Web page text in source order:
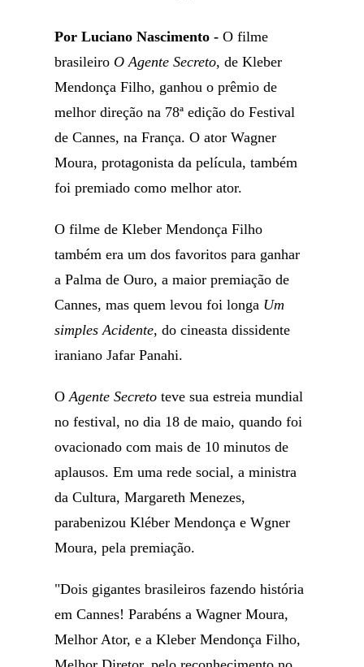
Por Luciano Nascimento - O filme
brasileiro O Agente Secreto, de Kleber
Mendonça Filho, ganhou o prêmio de
melhor direção na 78ª edição do Festival
de Cannes, na França. O ator Wagner
Moura, protagonista da película, também
foi premiado como melhor ator.
O filme de Kleber Mendonça Filho
também era um dos favoritos para ganhar
a Palma de Ouro, a maior premiação de
Cannes, mas quem levou foi longa Um
simples Acidente, do cineasta dissidente
iraniano Jafar Panahi.
OAgente Secretoteve sua estreia mundial
no festival, no dia 18 de maio, quando foi
ovacionado com mais de 10 minutos de
aplausos. Em uma rede social, a ministra
da Cultura, Margareth Menezes,
parabenizou Kléber Mendonça e Wgner
Moura, pela premiação.
"Dois gigantes brasileiros fazendo história
em Cannes! Parabéns a Wagner Moura,
Melhor Ator, e a Kleber Mendonça Filho,